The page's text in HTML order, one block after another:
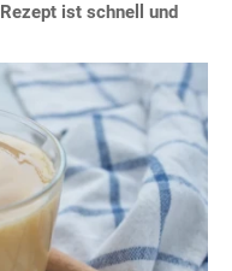
ist schnell und